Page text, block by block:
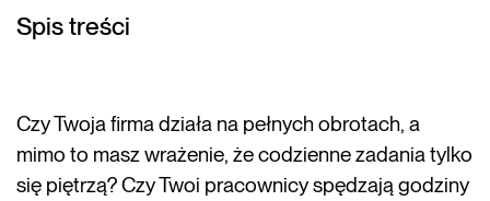
Spis treści
Czy Twoja firma działa na pełnych obrotach, a
mimo to masz wrażenie, że codzienne zadania tylko
się piętrzą? Czy Twoi pracownicy spędzają godziny